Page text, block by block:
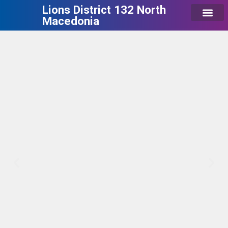
Lions District 132 North
Macedonia